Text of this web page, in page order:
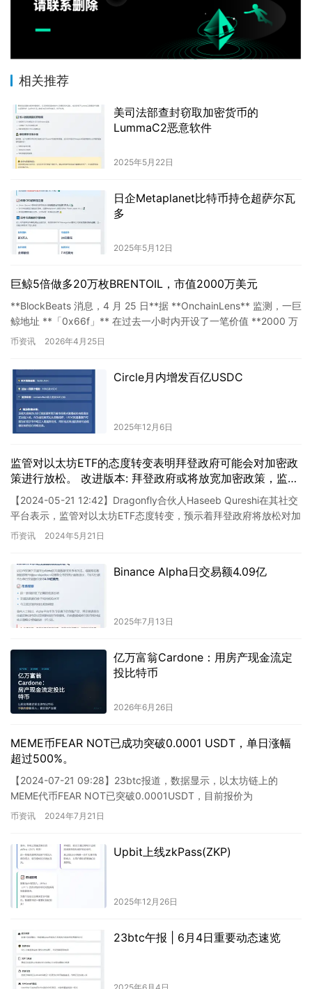
相关推荐
美司法部查封窃取加密货币的
LummaC2恶意软件
2025年5月22日
日企Metaplanet比特币持仓超萨尔瓦
多
2025年5月12日
巨鲸5倍做多20万枚BRENTOIL，市值2000万美元
**BlockBeats 消息，4 月 25 日**据 **OnchainLens** 监测，一巨
鲸地址 **「0x66f」** 在过去一小时内开设了一笔价值 **2000 万
美元…
币资讯 2026年4月25日
Circle月内增发百亿USDC
2025年12月6日
监管对以太坊ETF的态度转变表明拜登政府可能会对加密政
策进行放松。 改进版本: 拜登政府或将放宽加密政策，监管
机构对以太坊ETF态度转变表明了这一趋势。
【2024-05-21 12:42】Dragonfly合伙人Haseeb Qureshi在其社交
平台表示，监管对以太坊ETF态度转变，预示着拜登政府将放松对加
密政策的立场，因为他们…
币资讯 2024年5月21日
Binance Alpha日交易额4.09亿
2025年7月13日
亿万富翁Cardone：用房产现金流定
投比特币
2026年6月26日
MEME币FEAR NOT已成功突破0.0001 USDT，单日涨幅
超过500%。
【2024-07-21 09:28】23btc报道，数据显示，以太坊链上的
MEME代币FEAR NOT已突破0.0001USDT，目前报价为
0.0001023USDT，单日涨幅高达…
币资讯 2024年7月21日
Upbit上线zkPass(ZKP)
2025年12月26日
23btc午报 | 6月4日重要动态速览